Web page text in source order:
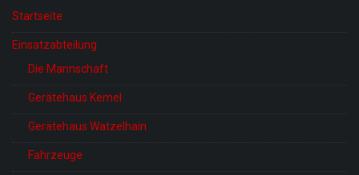
Startseite
Einsatzabteilung
Die Mannschaft
Gerätehaus Kemel
Gerätehaus Watzelhain
Fahrzeuge